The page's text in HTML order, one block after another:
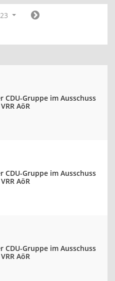
Gruppe im Ausschuss
AöR
Gruppe im Ausschuss
AöR
Gruppe im Ausschuss
AöR